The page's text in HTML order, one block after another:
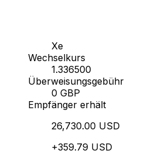
Xe
Wechselkurs
1.336500
Überweisungsgebühr
0 GBP
Empfänger erhält
26,730.00 USD
+359.79 USD